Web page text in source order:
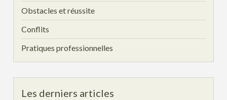
Obstacles et réussite
Conflits
Pratiques professionnelles
Les derniers articles